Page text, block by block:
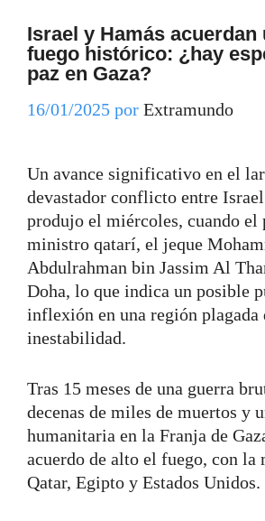
Israel y Hamás acuerdan
fuego histórico: ¿hay
paz en Gaza?
16/01/2025 por Extramundo
Un avance significativo en el
devastador conflicto entre
produjo el miércoles, cuando el
ministro qatarí, el jeque
Abdulrahman bin Jassim Al
Doha, lo que indica un posible
inflexión en una región plagada
inestabilidad.
Tras 15 meses de una guerra
decenas de miles de muertos y
humanitaria en la Franja de
acuerdo de alto el fuego, con la
Qatar, Egipto y Estados Unidos.